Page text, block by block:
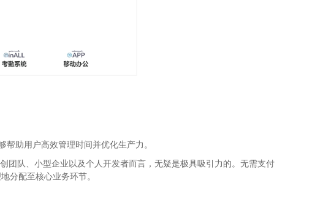
助用户高效管理时间并优化生产力。
团队、小型企业以及个人开发者而言，无疑是极具吸引力的。无需支付
分配至核心业务环节。